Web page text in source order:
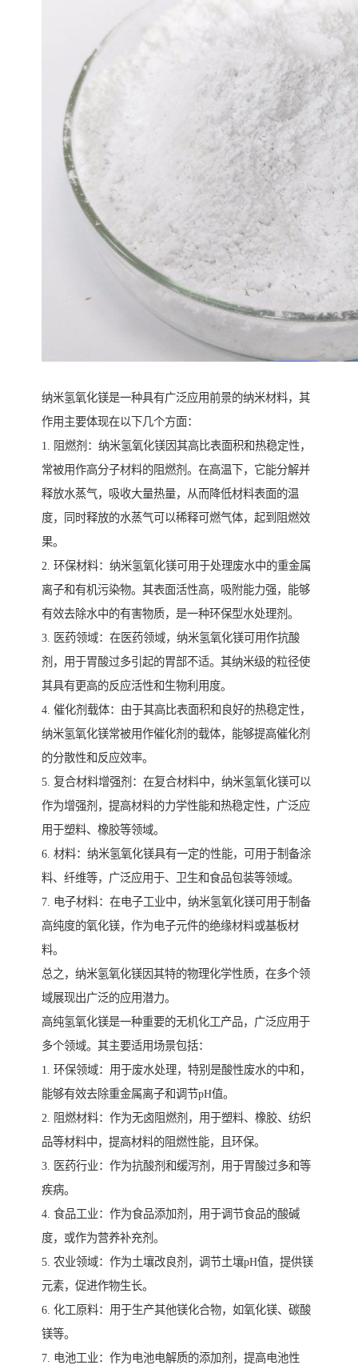
纳米氢氧化镁是一种具有广泛应用前景的纳米材料，其
作用主要体现在以下几个方面：
1. 阻燃剂：纳米氢氧化镁因其高比表面积和热稳定性，
常被用作高分子材料的阻燃剂。在高温下，它能分解并
释放水蒸气，吸收大量热量，从而降低材料表面的温
度，同时释放的水蒸气可以稀释可燃气体，起到阻燃效
果。
2. 环保材料：纳米氢氧化镁可用于处理废水中的重金属
离子和有机污染物。其表面活性高，吸附能力强，能够
有效去除水中的有害物质，是一种环保型水处理剂。
3. 医药领域：在医药领域，纳米氢氧化镁可用作抗酸
剂，用于胃酸过多引起的胃部不适。其纳米级的粒径使
其具有更高的反应活性和生物利用度。
4. 催化剂载体：由于其高比表面积和良好的热稳定性，
纳米氢氧化镁常被用作催化剂的载体，能够提高催化剂
的分散性和反应效率。
5. 复合材料增强剂：在复合材料中，纳米氢氧化镁可以
作为增强剂，提高材料的力学性能和热稳定性，广泛应
用于塑料、橡胶等领域。
6. 材料：纳米氢氧化镁具有一定的性能，可用于制备涂
料、纤维等，广泛应用于、卫生和食品包装等领域。
7. 电子材料：在电子工业中，纳米氢氧化镁可用于制备
高纯度的氧化镁，作为电子元件的绝缘材料或基板材
料。
总之，纳米氢氧化镁因其特的物理化学性质，在多个领
域展现出广泛的应用潜力。
高纯氢氧化镁是一种重要的无机化工产品，广泛应用于
多个领域。其主要适用场景包括：
1. 环保领域：用于废水处理，特别是酸性废水的中和，
能够有效去除重金属离子和调节pH值。
2. 阻燃材料：作为无卤阻燃剂，用于塑料、橡胶、纺织
品等材料中，提高材料的阻燃性能，且环保。
3. 医药行业：作为抗酸剂和缓泻剂，用于胃酸过多和等
疾病。
4. 食品工业：作为食品添加剂，用于调节食品的酸碱
度，或作为营养补充剂。
5. 农业领域：作为土壤改良剂，调节土壤pH值，提供镁
元素，促进作物生长。
6. 化工原料：用于生产其他镁化合物，如氧化镁、碳酸
镁等。
7. 电池工业：作为电池电解质的添加剂，提高电池性